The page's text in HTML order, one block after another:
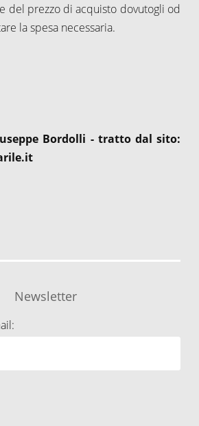
del prezzo di acquisto dovutogli od
la spesa necessaria.
Bordolli - tratto dal sito:
Newsletter